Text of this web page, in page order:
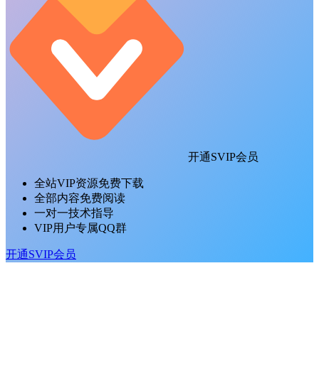
开通SVIP会员
全站VIP资源免费下载
全部内容免费阅读
一对一技术指导
VIP用户专属QQ群
开通SVIP会员